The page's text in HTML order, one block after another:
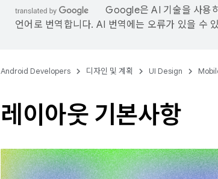
Google은 AI 기술을 사용
언어로 번역합니다. AI 번역에는 오류가 있을 수
Android Developers 디자인 및 계획 UI Design
레이아웃 기본사항